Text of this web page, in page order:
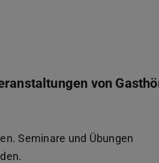
von
Seminare und Übungen